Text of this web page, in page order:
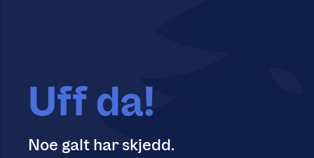
Uff da!
Noe galt har skjedd.